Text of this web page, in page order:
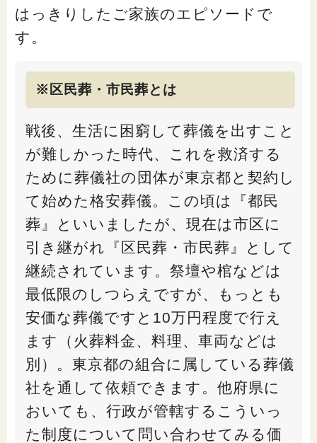
はっきりしたご家族のエピソードで
す。
※区民葬・市民葬とは
戦後、生活に困窮して葬儀を出すこと
が難しかった時代、これを救済する
ために葬儀社の団体が東京都と契約し
て始めた格安葬儀。この頃は『都民
葬』といいましたが、現在は市区に
引き継がれ『区民葬・市民葬』として
継続されています。祭壇や棺などは
最低限のしつらえですが、もっとも
安価な葬儀ですと10万円程度で行え
ます（火葬料金、料理、車両などは
別）。東京都の組合に属している葬儀
社を通して依頼できます。他府県に
おいても、行政が管轄するこういっ
た制度について問い合わせてみる価